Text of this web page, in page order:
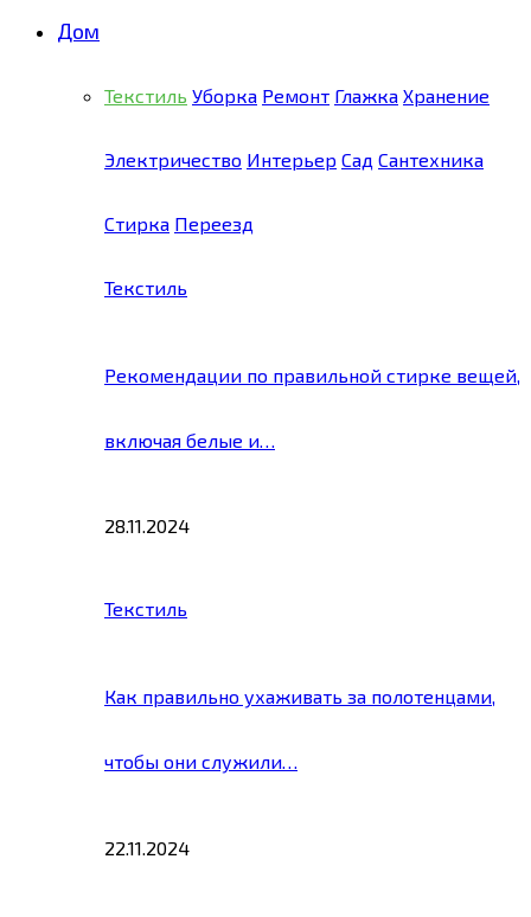
Дом
Текстиль Уборка Ремонт Глажка Хранение
Электричество Интерьер Сад Сантехника
Стирка Переезд
Текстиль
Рекомендации по правильной стирке вещей,
включая белые и…
28.11.2024
Текстиль
Как правильно ухаживать за полотенцами,
чтобы они служили…
22.11.2024